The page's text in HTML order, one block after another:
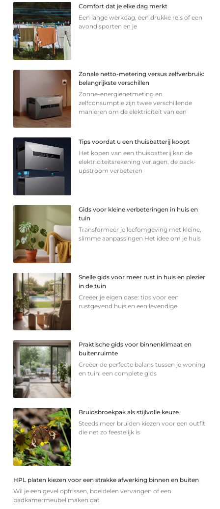
Comfort dat je elke dag merkt
Een lange werkdag, een drukke reis of een
avond sporten en je
Zonale netto-metering versus zelfverbruik:
belangrijkste verschillen
Zonne-energienetmeting en
zelfconsumptie zijn twee verschillende
manieren om de elektriciteit van een
Tips voordat u een thuisbatterij koopt
Het kopen van een thuisbatterij kan de
elektriciteitsrekening verlagen, de back-
upstroom verbeteren
Gids voor kleine verbeteringen in huis en
tuin
Transformeer je leefomgeving met kleine,
slimme aanpassingen Het idee om je huis
Snelle gids voor meer rust in huis en plezier
in de tuin
Creëer je eigen oase: tips voor een
rustgevend huis en een levendige
Praktische gids voor binnenklimaat en
buitenruimte
Creëer de perfecte balans tussen je woning
en tuin: een complete gids
Bruidsbroekpak als stijlvolle keuze
Steeds meer bruiden kiezen voor een outfit
die net zo feestelijk is
HPL platen kiezen voor een strakke afwerking binnen en buiten
Wil je een gevel opfrissen, boeidelen vervangen of een
badkamermeubel maken dat